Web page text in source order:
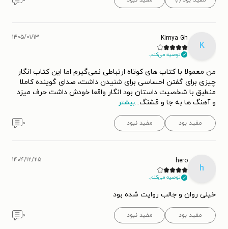
K
Kimya Gh
توصیه می‌کنم.
۱۴۰۵/۰۱/۱۳
من معمولا با کتاب های کوتاه ارتباطی نمی‌گیرم اما این کتاب انگار
چیزی برای گفتن احساسی برای شنیدن داشت، صدای گوینده کاملا
منطبق با شخصیت داستان بود انگار واقعا خودش داشت حرف میزد
و آهنگ ها به جا و قشنگ...بیشتر
مفید بود مفید نبود ۰
h
hero
توصیه می‌کنم.
۱۴۰۴/۱۲/۲۵
خیلی روان و جالب روایت شده بود
مفید بود مفید نبود ۰